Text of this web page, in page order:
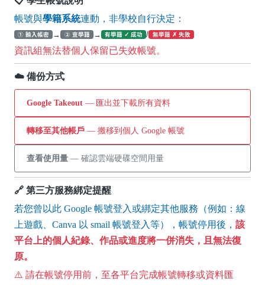
帳號與學籍系統連動，非學校自行決定：
① 輸入帳密 → ② 查學籍 → 有學籍 ✓ 成功 / 無學籍 ✗ 失敗
資訊組無法替個人保留已失效帳號。
☁️ 備份方式
Google Takeout — 匯出並下載所有資料
轉移至其他帳戶 — 搬移到個人 Google 帳號
查看使用量 — 確認雲端硬碟空間用量
🔗 第三方服務綁定提醒
若您曾以此 Google 帳號登入或綁定其他服務（例如：線
上遊戲、Canva 以 smail 帳號登入等），帳號停用後， 該
平台上的個人紀錄、作品或進度將一併消失，且無法復
原。
⚠️ 請在帳號停用前，至各平台完成帳號轉移或資料匯